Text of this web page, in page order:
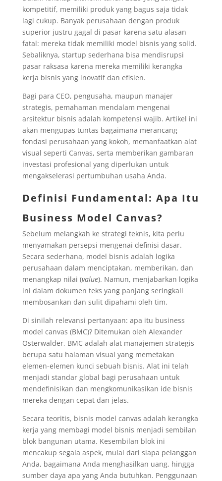
kompetitif, memiliki produk yang bagus saja tidak
lagi cukup. Banyak perusahaan dengan produk
superior justru gagal di pasar karena satu alasan
fatal: mereka tidak memiliki model bisnis yang solid.
Sebaliknya, startup sederhana bisa mendisrupsi
pasar raksasa karena mereka memiliki kerangka
kerja bisnis yang inovatif dan efisien.
Bagi para CEO, pengusaha, maupun manajer
strategis, pemahaman mendalam mengenai
arsitektur bisnis adalah kompetensi wajib. Artikel ini
akan mengupas tuntas bagaimana merancang
fondasi perusahaan yang kokoh, memanfaatkan alat
visual seperti Canvas, serta memberikan gambaran
investasi profesional yang diperlukan untuk
mengakselerasi pertumbuhan usaha Anda.
Definisi Fundamental: Apa Itu
Business Model Canvas?
Sebelum melangkah ke strategi teknis, kita perlu
menyamakan persepsi mengenai definisi dasar.
Secara sederhana, model bisnis adalah logika
perusahaan dalam menciptakan, memberikan, dan
menangkap nilai (value). Namun, menjabarkan logika
ini dalam dokumen teks yang panjang seringkali
membosankan dan sulit dipahami oleh tim.
Di sinilah relevansi pertanyaan: apa itu business
model canvas (BMC)? Ditemukan oleh Alexander
Osterwalder, BMC adalah alat manajemen strategis
berupa satu halaman visual yang memetakan
elemen-elemen kunci sebuah bisnis. Alat ini telah
menjadi standar global bagi perusahaan untuk
mendefinisikan dan mengkomunikasikan ide bisnis
mereka dengan cepat dan jelas.
Secara teoritis, bisnis model canvas adalah kerangka
kerja yang membagi model bisnis menjadi sembilan
blok bangunan utama. Kesembilan blok ini
mencakup segala aspek, mulai dari siapa pelanggan
Anda, bagaimana Anda menghasilkan uang, hingga
sumber daya apa yang Anda butuhkan. Penggunaan